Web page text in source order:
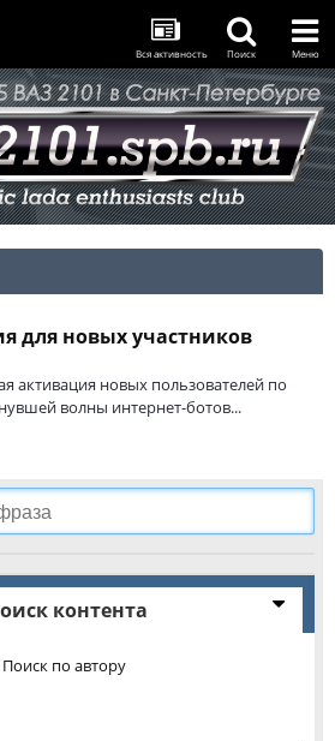
Вся активность Поиск Меню
для новых участников
активация новых пользователей по
волны интернет-ботов...
контента
Поиск по автору